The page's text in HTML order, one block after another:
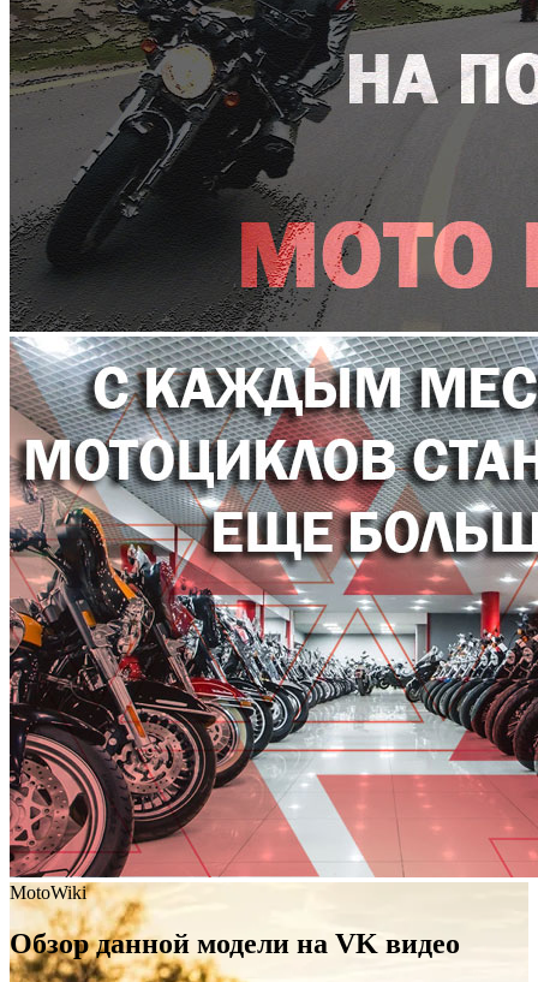
MotoWiki
Обзор данной модели на VK видео